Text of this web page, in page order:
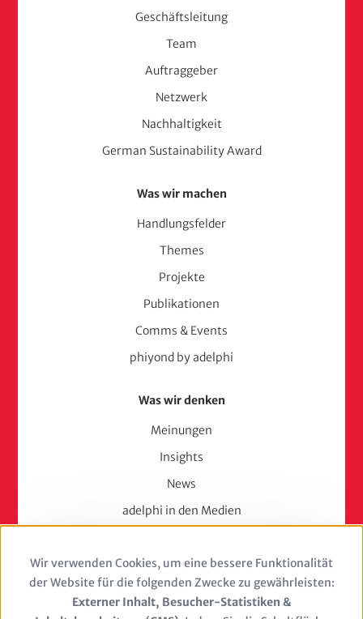
Geschäftsleitung
Team
Auftraggeber
Netzwerk
Nachhaltigkeit
German Sustainability Award
Was wir machen
Handlungsfelder
Themes
Projekte
Publikationen
Comms & Events
phiyond by adelphi
Was wir denken
Meinungen
Insights
News
adelphi in den Medien
Karriere
Berufserfahrene
Use
of
Wir verwenden Cookies, um eine bessere Funktionalität
der Website für die folgenden Zwecke zu gewährleisten:
Externer Inhalt, Besucher-Statistiken &